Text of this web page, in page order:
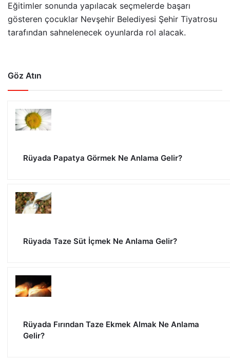
Eğitimler sonunda yapılacak seçmelerde başarı
gösteren çocuklar Nevşehir Belediyesi Şehir Tiyatrosu
tarafından sahnelenecek oyunlarda rol alacak.
Göz Atın
Rüyada Papatya Görmek Ne Anlama Gelir?
Rüyada Taze Süt İçmek Ne Anlama Gelir?
Rüyada Fırından Taze Ekmek Almak Ne Anlama
Gelir?